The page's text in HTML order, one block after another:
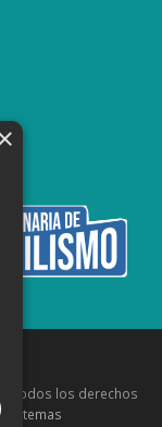
- Todos los derechos
Sistemas